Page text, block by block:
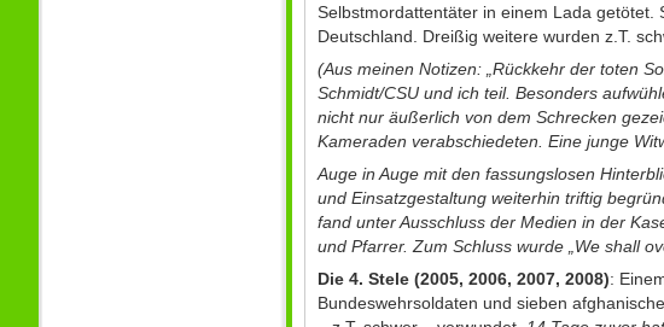
Selbstmordattentäter in einem Lada getötet.
Deutschland. Dreißig weitere wurden z.T.
(Aus meinen Notizen: „Rückkehr der toten
Schmidt/CSU und ich teil. Besonders
nicht nur äußerlich von dem Schrecken
Kameraden verabschiedeten. Eine junge
Auge in Auge mit den fassungslosen
und Einsatzgestaltung weiterhin triftig
fand unter Ausschluss der Medien in der
und Pfarrer. Zum Schluss wurde „We shall
Die 4. Stele (2005, 2006, 2007, 2008):
Bundeswehrsoldaten und sieben